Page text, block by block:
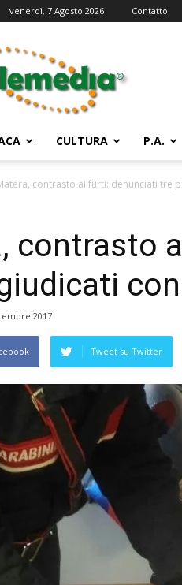
venerdì, 7 Agosto 2026 Contatto
CULTURA P.A.
contrasto ai furti: denunciati tre
contrasto
2017
Tweet su Twitter